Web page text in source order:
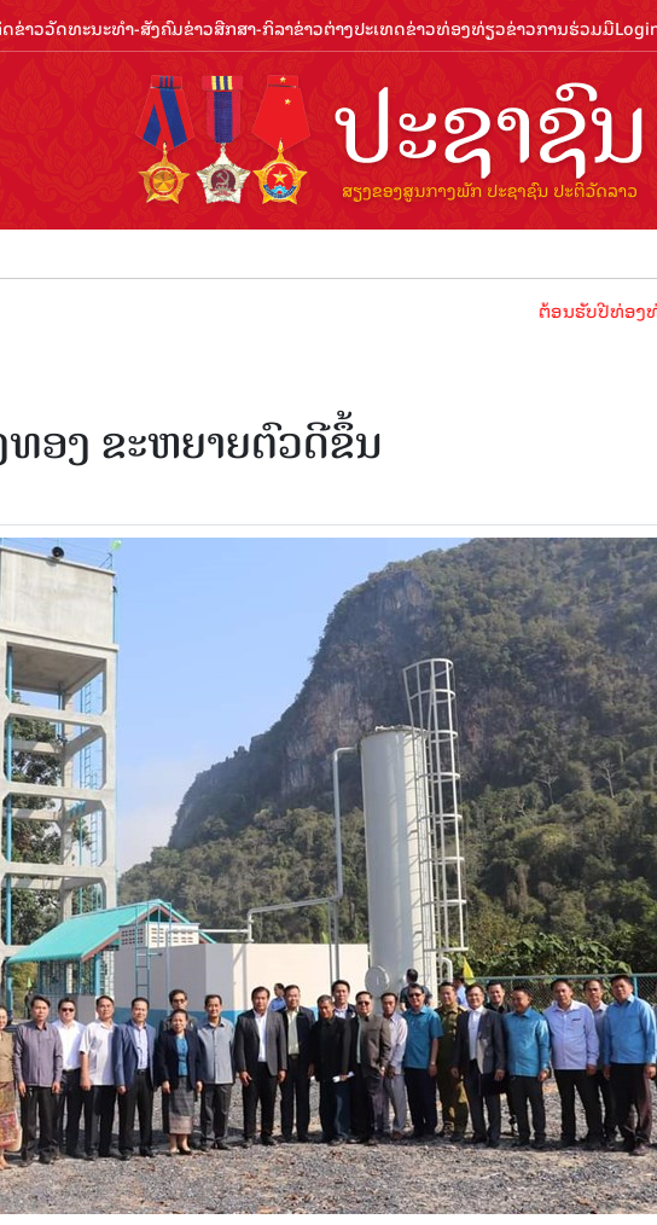
ຂ່າວວັດທະນະທຳ-ສັງຄົມຂ່າວສືກສາ-ກິລາຂ່າວຕ່າງປະເທດຂ່າວທ່ອງທ່ຽວຂ່າວການຮ່ວມມື
ຕ້ອນຮັບປີທ່ອງທ່ຽວລາ
ທອງ ຂະຫຍາຍຕົວດີຂຶ້ນ